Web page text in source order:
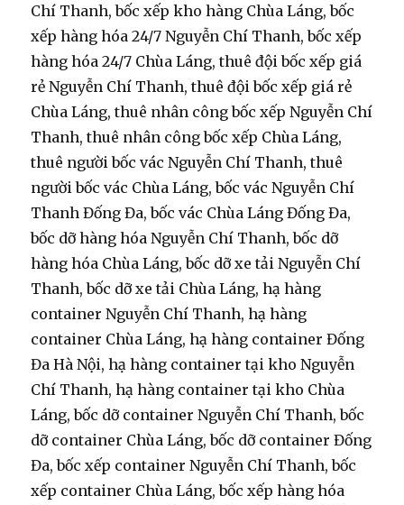
Chí Thanh, bốc xếp kho hàng Chùa Láng, bốc
xếp hàng hóa 24/7 Nguyễn Chí Thanh, bốc xếp
hàng hóa 24/7 Chùa Láng, thuê đội bốc xếp giá
rẻ Nguyễn Chí Thanh, thuê đội bốc xếp giá rẻ
Chùa Láng, thuê nhân công bốc xếp Nguyễn Chí
Thanh, thuê nhân công bốc xếp Chùa Láng,
thuê người bốc vác Nguyễn Chí Thanh, thuê
người bốc vác Chùa Láng, bốc vác Nguyễn Chí
Thanh Đống Đa, bốc vác Chùa Láng Đống Đa,
bốc dỡ hàng hóa Nguyễn Chí Thanh, bốc dỡ
hàng hóa Chùa Láng, bốc dỡ xe tải Nguyễn Chí
Thanh, bốc dỡ xe tải Chùa Láng, hạ hàng
container Nguyễn Chí Thanh, hạ hàng
container Chùa Láng, hạ hàng container Đống
Đa Hà Nội, hạ hàng container tại kho Nguyễn
Chí Thanh, hạ hàng container tại kho Chùa
Láng, bốc dỡ container Nguyễn Chí Thanh, bốc
dỡ container Chùa Láng, bốc dỡ container Đống
Đa, bốc xếp container Nguyễn Chí Thanh, bốc
xếp container Chùa Láng, bốc xếp hàng hóa